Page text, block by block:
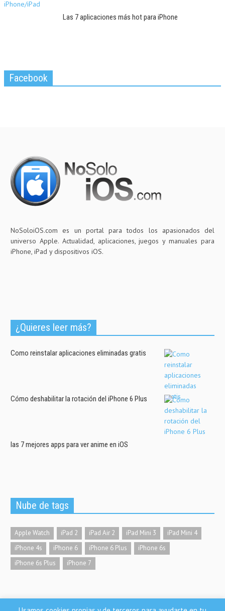
Las 7 aplicaciones más hot para iPhone
Facebook
NoSoloiOS.com es un portal para todos los apasionados del
universo Apple. Actualidad, aplicaciones, juegos y manuales para
iPhone, iPad y dispositivos iOS.
¿Quieres leer más?
Como reinstalar aplicaciones eliminadas gratis
Cómo deshabilitar la rotación del iPhone 6 Plus
las 7 mejores apps para ver anime en iOS
Nube de tags
Apple Watch iPad 2 iPad Air 2 iPad Mini 3
iPad Mini 4
iPhone 4s
iPhone 6 iPhone 6 Plus
iPhone 6s
iPhone 6s Plus
iPhone 7